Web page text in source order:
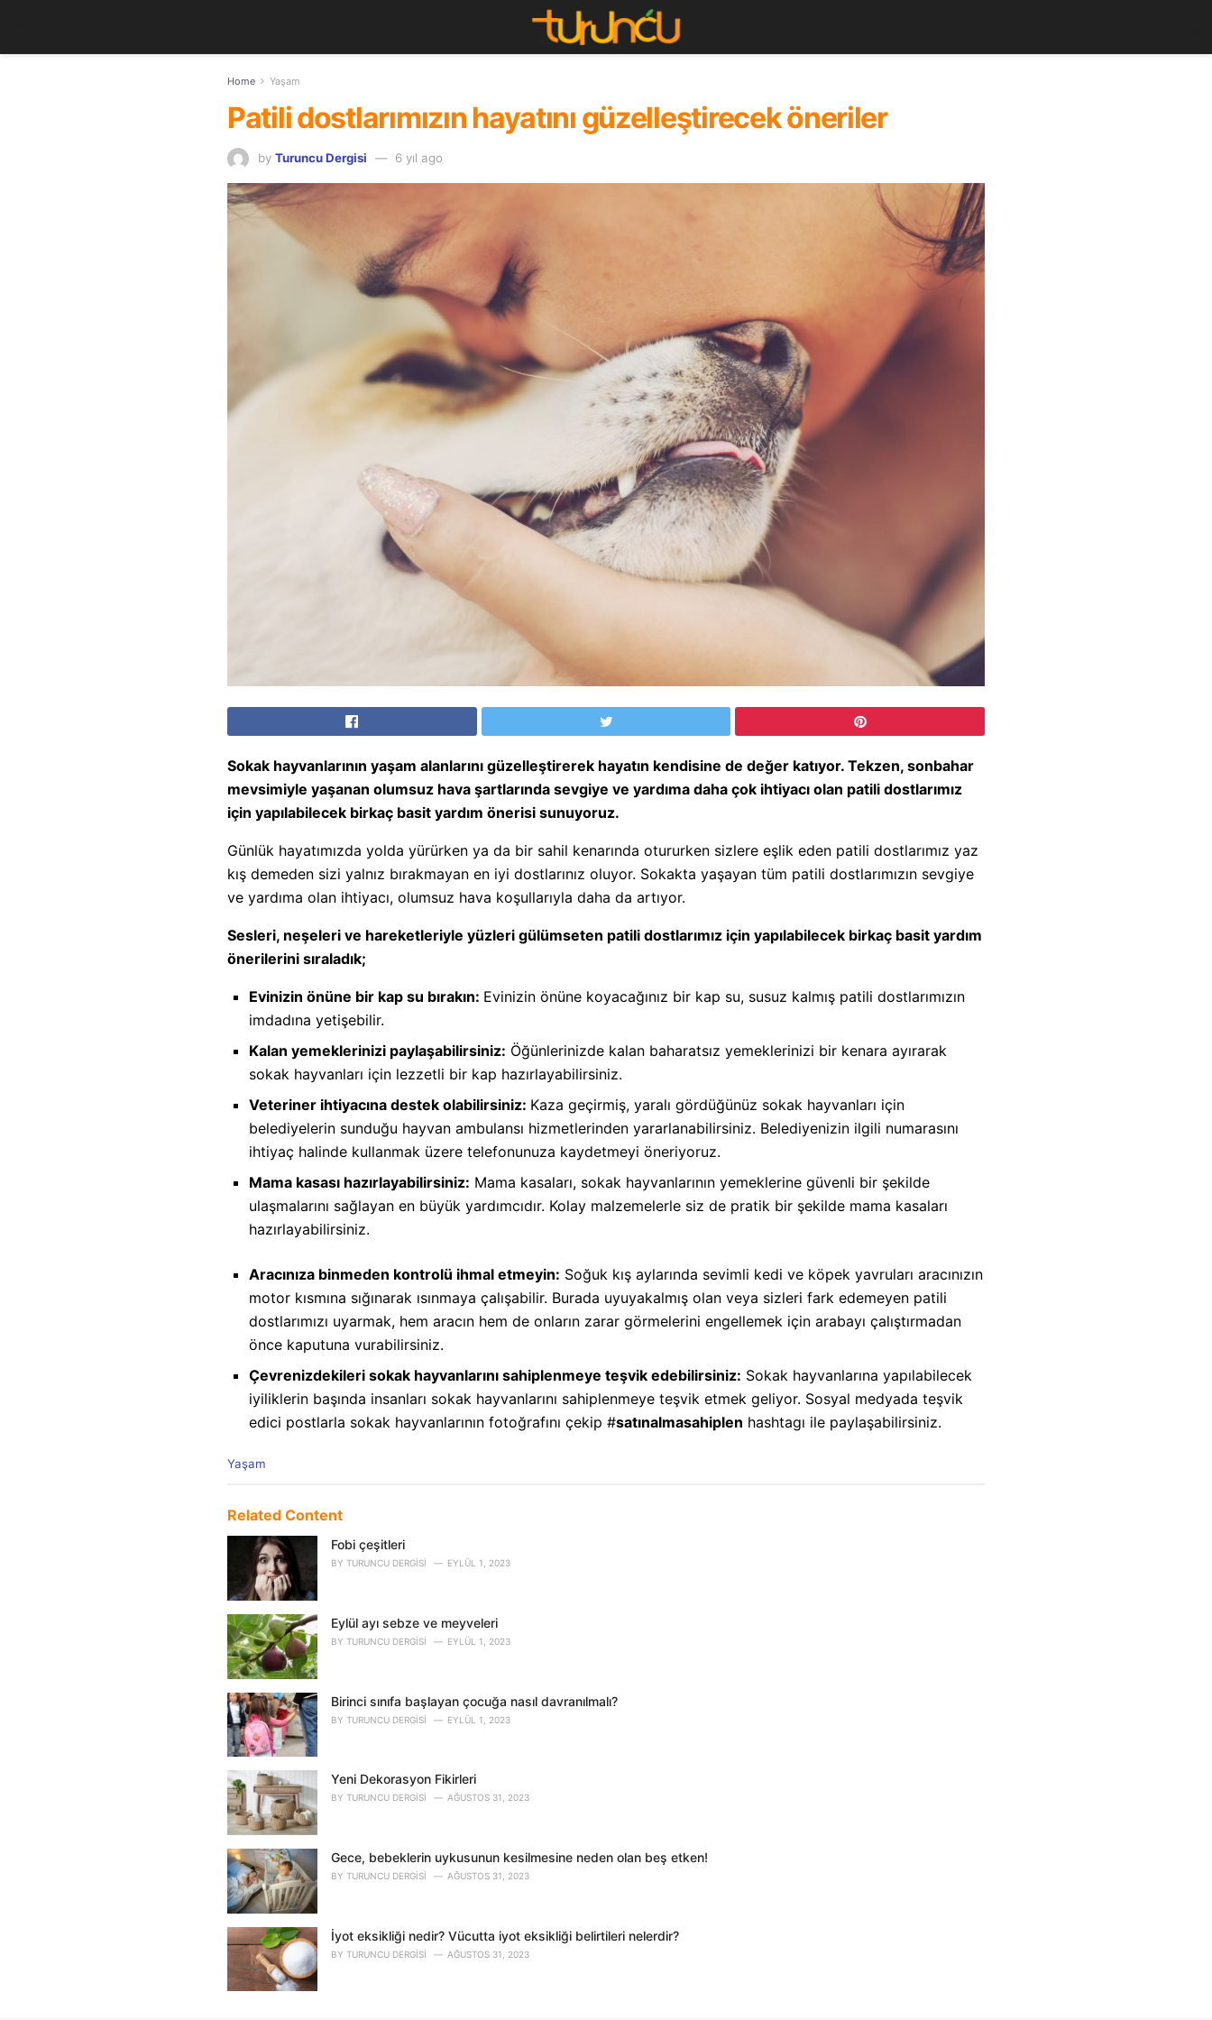
Home Yaşam
Patili dostlarımızın hayatını güzelleştirecek öneriler
by Turuncu Dergisi 6 yıl ago
Sokak hayvanlarının yaşam alanlarını güzelleştirerek hayatın kendisine de değer katıyor. Tekzen, sonbahar
mevsimiyle yaşanan olumsuz hava şartlarında sevgiye ve yardıma daha çok ihtiyacı olan patili dostlarımız
için yapılabilecek birkaç basit yardım önerisi sunuyoruz.
Günlük hayatımızda yolda yürürken ya da bir sahil kenarında otururken sizlere eşlik eden patili dostlarımız yaz
kış demeden sizi yalnız bırakmayan en iyi dostlarınız oluyor. Sokakta yaşayan tüm patili dostlarımızın sevgiye
ve yardıma olan ihtiyacı, olumsuz hava koşullarıyla daha da artıyor.
Sesleri, neşeleri ve hareketleriyle yüzleri gülümseten patili dostlarımız için yapılabilecek birkaç basit yardım
önerilerini sıraladık;
Evinizin önüne bir kap su bırakın: Evinizin önüne koyacağınız bir kap su, susuz kalmış patili dostlarımızın
imdadına yetişebilir.
Kalan yemeklerinizi paylaşabilirsiniz: Öğünlerinizde kalan baharatsız yemeklerinizi bir kenara ayırarak
sokak hayvanları için lezzetli bir kap hazırlayabilirsiniz.
Veteriner ihtiyacına destek olabilirsiniz: Kaza geçirmiş, yaralı gördüğünüz sokak hayvanları için
belediyelerin sunduğu hayvan ambulansı hizmetlerinden yararlanabilirsiniz. Belediyenizin ilgili numarasını
ihtiyaç halinde kullanmak üzere telefonunuza kaydetmeyi öneriyoruz.
Mama kasası hazırlayabilirsiniz: Mama kasaları, sokak hayvanlarının yemeklerine güvenli bir şekilde
ulaşmalarını sağlayan en büyük yardımcıdır. Kolay malzemelerle siz de pratik bir şekilde mama kasaları
hazırlayabilirsiniz.
Aracınıza binmeden kontrolü ihmal etmeyin: Soğuk kış aylarında sevimli kedi ve köpek yavruları aracınızın
motor kısmına sığınarak ısınmaya çalışabilir. Burada uyuyakalmış olan veya sizleri fark edemeyen patili
dostlarımızı uyarmak, hem aracın hem de onların zarar görmelerini engellemek için arabayı çalıştırmadan
önce kaputuna vurabilirsiniz.
Çevrenizdekileri sokak hayvanlarını sahiplenmeye teşvik edebilirsiniz: Sokak hayvanlarına yapılabilecek
iyiliklerin başında insanları sokak hayvanlarını sahiplenmeye teşvik etmek geliyor. Sosyal medyada teşvik
edici postlarla sokak hayvanlarının fotoğrafını çekip #satınalmasahiplen hashtagı ile paylaşabilirsiniz.
C
e
e
:
Yaşam
Related Content
Fobi çeşitleri
BY TURUNCU DERGISI EYLÜL 1, 2023
Eylül ayı sebze ve meyveleri
BY TURUNCU DERGISI EYLÜL 1, 2023
Birinci sınıfa başlayan çocuğa nasıl davranılmalı?
BY TURUNCU DERGISI EYLÜL 1, 2023
Yeni Dekorasyon Fikirleri
BY TURUNCU DERGISI AĞUSTOS 31, 2023
Gece, bebeklerin uykusunun kesilmesine neden olan beş etken!
BY TURUNCU DERGISI AĞUSTOS 31, 2023
İyot eksikliği nedir? Vücutta iyot eksikliği belirtileri nelerdir?
BY TURUNCU DERGISI AĞUSTOS 31, 2023